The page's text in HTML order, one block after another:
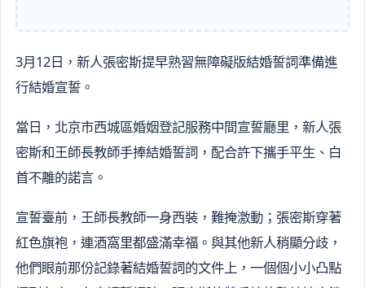
3月12日，新人張密斯提早熟習無障礙版結婚誓詞準備進
行結婚宣誓。
當日，北京市西城區婚姻登記服務中間宣誓廳里，新人張
密斯和王師長教師手捧結婚誓詞，配合許下攜手平生、白
首不離的諾言。
宣誓臺前，王師長教師一身西裝，難掩激動；張密斯穿著
紅色旗袍，連酒窩里都盛滿幸福。與其他新人稍顯分歧，
他們眼前那份記錄著結婚誓詞的文件上，一個個小小凸點